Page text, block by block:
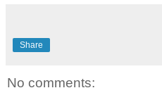
Share
No comments: